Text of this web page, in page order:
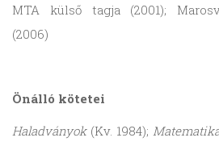
MTA külső tagja (2001);
(2006)
Önálló kötetei
Haladványok(Kv. 1984);